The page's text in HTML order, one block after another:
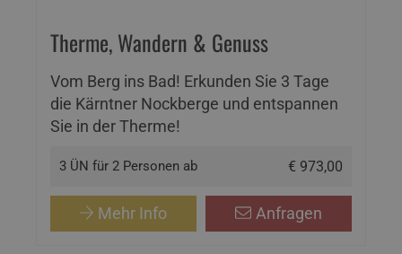
Therme, Wandern & Genuss
Vom Berg ins Bad! Erkunden Sie 3 Tage
die Kärntner Nockberge und entspannen
Sie in der Therme!
3 ÜN für 2 Personen ab € 973,00
Mehr Info Anfragen